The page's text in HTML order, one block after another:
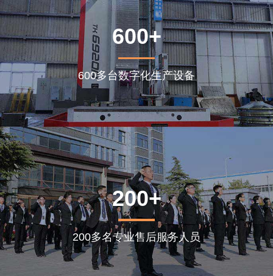
600+
600多台数字化生产设备
200+
200多名专业售后服务人员